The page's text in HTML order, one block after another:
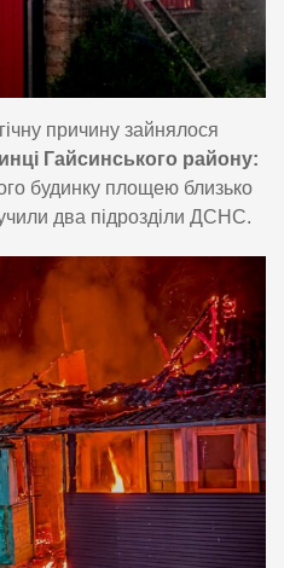
причину зайнялося
Гайсинського району:
будинку площею близько
два підрозділи ДСНС.